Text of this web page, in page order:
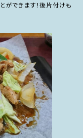
ができます！後片付けも